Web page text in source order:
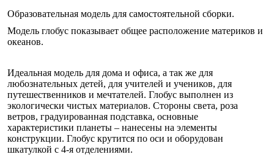
Образовательная модель для самостоятельной сборки.
Модель глобус показывает общее расположение материков и
океанов.
Идеальная модель для дома и офиса, а так же для
любознательных детей, для учителей и учеников, для
путешественников и мечтателей. Глобус выполнен из
экологически чистых материалов. Стороны света, роза
ветров, градуированная подставка, основные
характеристики планеты – нанесены на элементы
конструкции. Глобус крутится по оси и оборудован
шкатулкой с 4-я отделениями.